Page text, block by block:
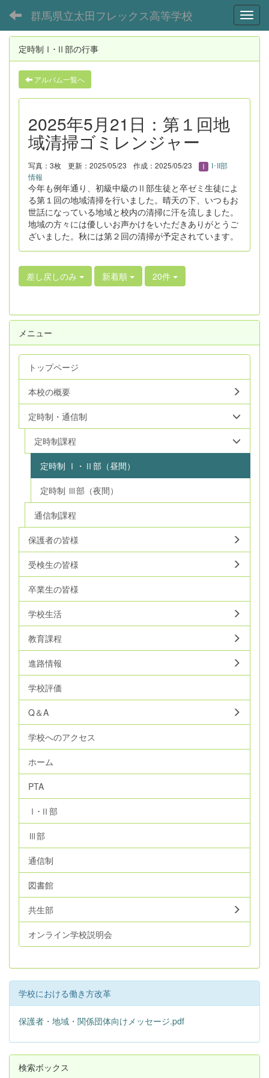
群馬県立太田フレックス高等学校
定時制Ⅰ･Ⅱ部の行事
アルバム一覧へ
2025年5月21日：第１回地
域清掃ゴミレンジャー
写真：3枚 更新：2025/05/23 作成：2025/05/23
I･II部
情報
今年も例年通り、初級中級のⅡ部生徒と卒ゼミ生徒によ
る第１回の地域清掃を行いました。晴天の下、いつもお
世話になっている地域と校内の清掃に汗を流しました。
地域の方々には優しいお声かけをいただきありがとうご
ざいました。秋には第２回の清掃が予定されています。
差し戻しのみ 新着順 20件
メニュー
トップページ
本校の概要
定時制・通信制
定時制課程
定時制 Ⅰ・Ⅱ部（昼間）
定時制 Ⅲ部（夜間）
通信制課程
保護者の皆様
受検生の皆様
卒業生の皆様
学校生活
教育課程
進路情報
学校評価
Q＆A
学校へのアクセス
ホーム
PTA
Ⅰ･Ⅱ部
Ⅲ部
通信制
図書館
共生部
オンライン学校説明会
学校における働き方改革
保護者・地域・関係団体向けメッセージ.pdf
検索ボックス